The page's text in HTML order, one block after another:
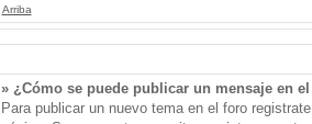
Arriba
» ¿Cómo se puede publicar un mensaje en
Para publicar un nuevo tema en el foro